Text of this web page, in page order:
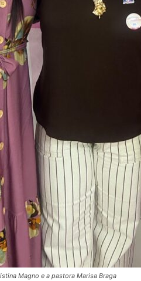
Magno e a pastora Marisa Braga